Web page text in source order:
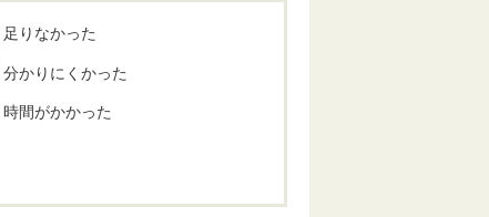
足りなかった
分かりにくかった
時間がかかった